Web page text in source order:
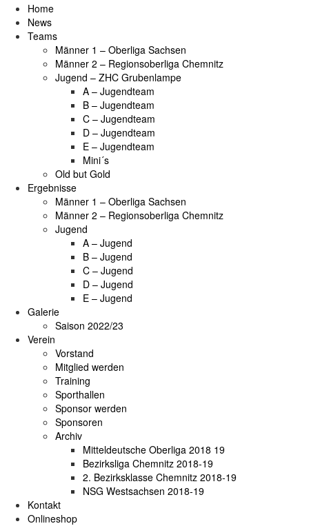
Home
News
Teams
Männer 1 – Oberliga Sachsen
Männer 2 – Regionsoberliga Chemnitz
Jugend – ZHC Grubenlampe
A – Jugendteam
B – Jugendteam
C – Jugendteam
D – Jugendteam
E – Jugendteam
Mini´s
Old but Gold
Ergebnisse
Männer 1 – Oberliga Sachsen
Männer 2 – Regionsoberliga Chemnitz
Jugend
A – Jugend
B – Jugend
C – Jugend
D – Jugend
E – Jugend
Galerie
Saison 2022/23
Verein
Vorstand
Mitglied werden
Training
Sporthallen
Sponsor werden
Sponsoren
Archiv
Mitteldeutsche Oberliga 2018 19
Bezirksliga Chemnitz 2018-19
2. Bezirksklasse Chemnitz 2018-19
NSG Westsachsen 2018-19
Kontakt
Onlineshop